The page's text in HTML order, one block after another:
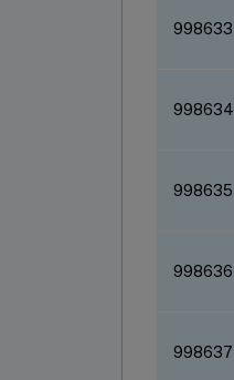
998633
998634
998635
998636
998637